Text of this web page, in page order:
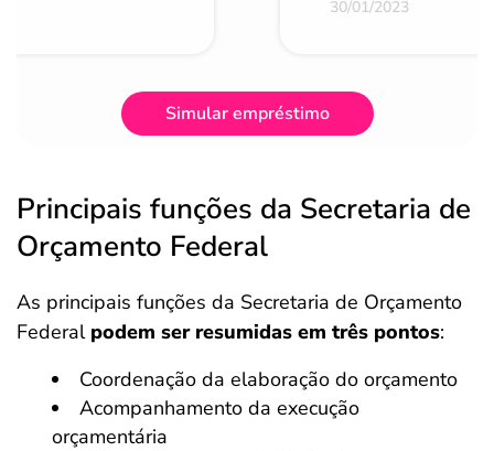
30/01/2023
Simular empréstimo
Principais funções da Secretaria de
Orçamento Federal
As principais funções da Secretaria de Orçamento
Federal podem ser resumidas em três pontos:
Coordenação da elaboração do orçamento
Acompanhamento da execução
orçamentária